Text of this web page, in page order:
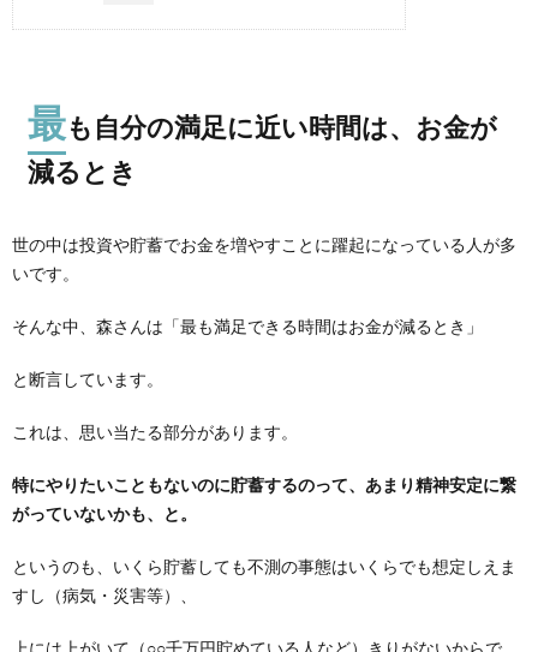
最も自分の満足に近い時間は、お金が
減るとき
世の中は投資や貯蓄でお金を増やすことに躍起になっている人が多
いです。
そんな中、森さんは「最も満足できる時間はお金が減るとき」
と断言しています。
これは、思い当たる部分があります。
特にやりたいこともないのに貯蓄するのって、あまり精神安定に繋
がっていないかも、と。
というのも、いくら貯蓄しても不測の事態はいくらでも想定しえま
すし（病気・災害等）、
上には上がいて（○○千万円貯めている人など）きりがないからで